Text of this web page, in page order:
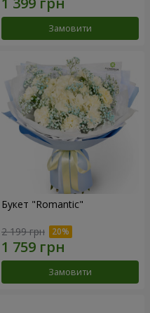
Замовити
Букет "Romantic"
2 199 грн
Замовити